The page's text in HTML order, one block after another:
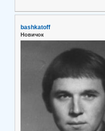
bashkatoff
Новичок